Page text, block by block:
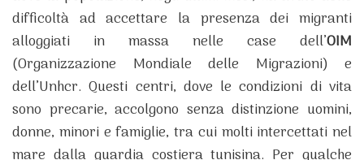
difficoltà ad accettare la presenza dei migranti
alloggiati in massa nelle case dell’OIM
(Organizzazione Mondiale delle Migrazioni) e
dell’Unhcr. Questi centri, dove le condizioni di vita
sono precarie, accolgono senza distinzione uomini,
donne, minori e famiglie, tra cui molti intercettati nel